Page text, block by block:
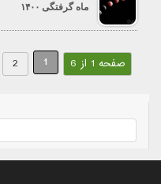
ماه گرفتگی ۱۴۰۰
صفحه 1 از 6 1
2